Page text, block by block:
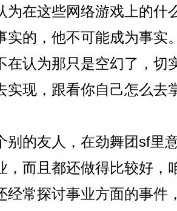
为在这些网络游戏上的什
实的，他不可能成为事实
在认为那只是空幻了，切
实现，跟看你自己怎么去
别的友人，在劲舞团sf里
，而且都还做得比较好，
经常探讨事业方面的事件